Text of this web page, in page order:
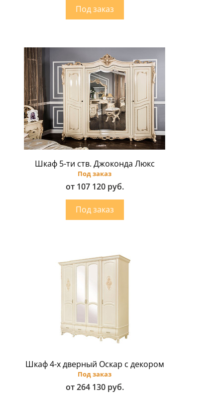
Шкаф 5-ти ств. Джоконда Люкс
Под заказ
от 107 120 руб.
Шкаф 4-х дверный Оскар с декором
Под заказ
от 264 130 руб.